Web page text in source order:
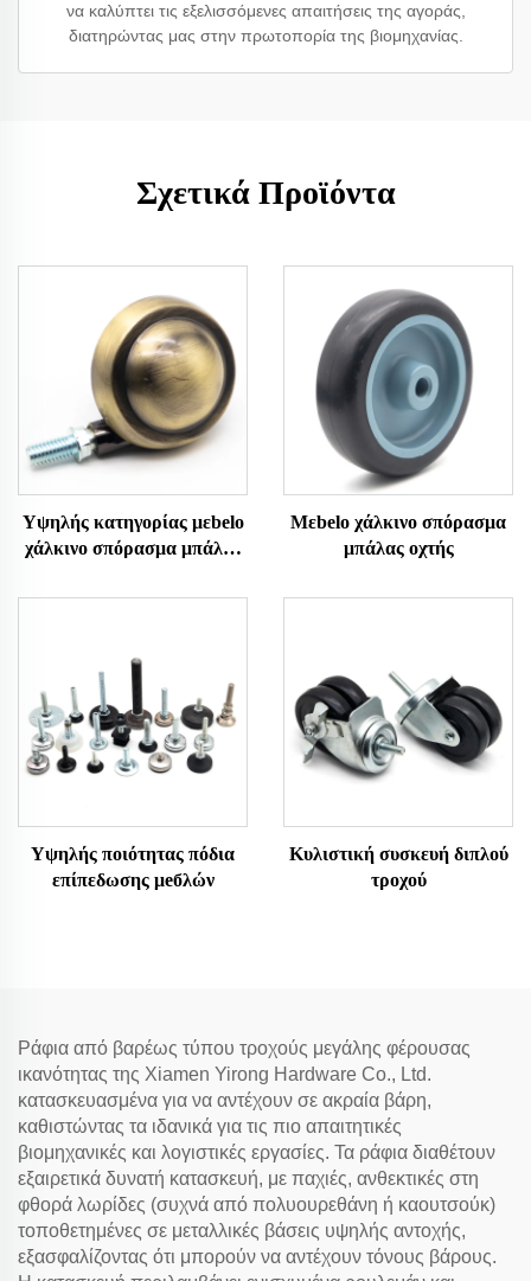
να καλύπτει τις εξελισσόμενες απαιτήσεις της αγοράς,
διατηρώντας μας στην πρωτοπορία της βιομηχανίας.
Σχετικά Προϊόντα
Υψηλής κατηγορίας μεbelo
χάλκινο σπόρασμα μπάλας
Μεbelo χάλκινο σπόρασμα
μπάλας οχτής
Υψηλής ποιότητας πόδια
επίπεδωσης μебλών
Κυλιστική συσκευή διπλού
τροχού
Ράφια από βαρέως τύπου τροχούς μεγάλης φέρουσας
ικανότητας της Xiamen Yirong Hardware Co., Ltd.
κατασκευασμένα για να αντέχουν σε ακραία βάρη,
καθιστώντας τα ιδανικά για τις πιο απαιτητικές
βιομηχανικές και λογιστικές εργασίες. Τα ράφια διαθέτουν
εξαιρετικά δυνατή κατασκευή, με παχιές, ανθεκτικές στη
φθορά λωρίδες (συχνά από πολυουρεθάνη ή καουτσούκ)
τοποθετημένες σε μεταλλικές βάσεις υψηλής αντοχής,
εξασφαλίζοντας ότι μπορούν να αντέχουν τόνους βάρους.